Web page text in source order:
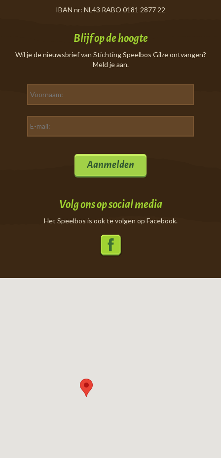
IBAN nr: NL43 RABO 0181 2877 22
Blijf op de hoogte
Wil je de nieuwsbrief van Stichting Speelbos Gilze ontvangen?
Meld je aan.
Aanmelden
Volg ons op social media
Het Speelbos is ook te volgen op Facebook.